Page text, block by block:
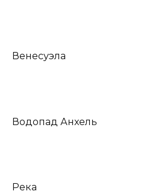
Венесуэла
Водопад Анхель
Река